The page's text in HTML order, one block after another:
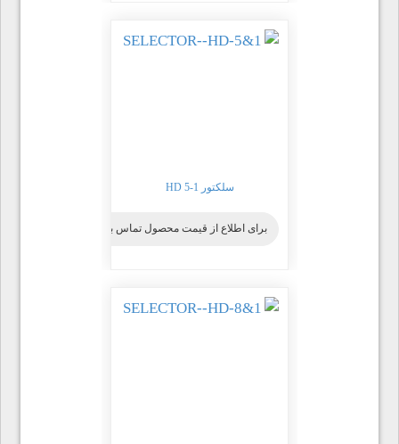
سلکتور HD 5-1
برای اطلاع از قیمت محصول تماس بگیرید